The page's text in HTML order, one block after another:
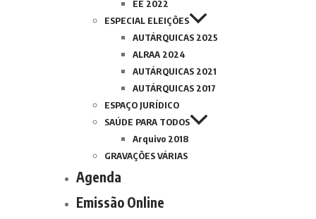
EE 2022
ESPECIAL ELEIÇÕES
AUTÁRQUICAS 2025
ALRAA 2024
AUTÁRQUICAS 2021
AUTÁRQUICAS 2017
ESPAÇO JURÍDICO
SAÚDE PARA TODOS
Arquivo 2018
GRAVAÇÕES VÁRIAS
Agenda
Emissão Online